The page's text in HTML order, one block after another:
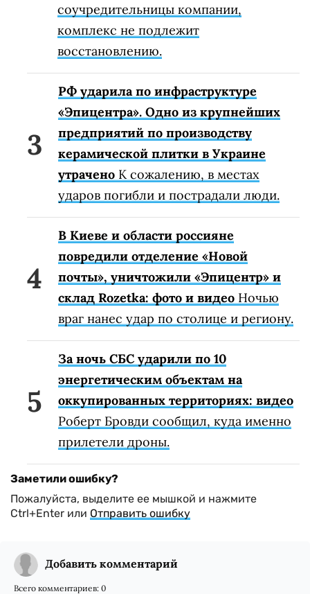
соучредительницы компании,
комплекс не подлежит
восстановлению.
РФ ударила по инфраструктуре
«Эпицентра». Одно из крупнейших
предприятий по производству
керамической плитки в Украине
утрачено К сожалению, в местах
ударов погибли и пострадали люди.
В Киеве и области россияне
повредили отделение «Новой
почты», уничтожили «Эпицентр» и
склад Rozetka: фото и видео Ночью
враг нанес удар по столице и региону.
За ночь СБС ударили по 10
энергетическим объектам на
оккупированных территориях: видео
Роберт Бровди сообщил, куда именно
прилетели дроны.
Заметили ошибку?
Пожалуйста, выделите ее мышкой и нажмите
Ctrl+Enter или Отправить ошибку
Добавить комментарий
Всего комментариев: 0